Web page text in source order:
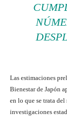
Las estimaciones
Bienestar de Japón
en lo que se trata
investigaciones